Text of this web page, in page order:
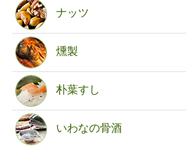
ナッツ
燻製
朴葉すし
いわなの骨酒